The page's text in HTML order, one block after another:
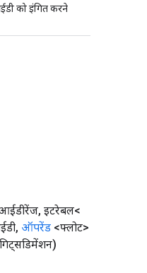
को इंगित करने
, इटरेबल<
, ऑपरेंड <फ्लोट>